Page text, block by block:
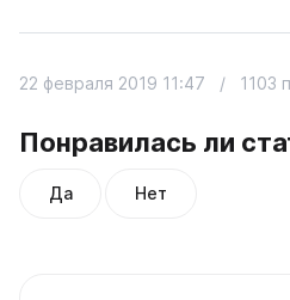
Понравилась ли
Да Нет
22 февраля 2019 11:47 / 1103